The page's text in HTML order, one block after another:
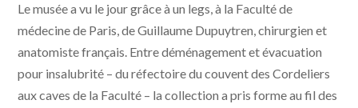
Le musée a vu le jour grâce à un legs, à la Faculté de
médecine de Paris, de Guillaume Dupuytren, chirurgien et
anatomiste français. Entre déménagement et évacuation
pour insalubrité – du réfectoire du couvent des Cordeliers
aux caves de la Faculté – la collection a pris forme au fil des